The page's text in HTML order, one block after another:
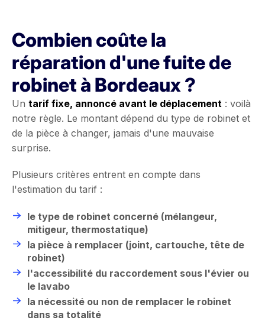
Combien coûte la
réparation d'une fuite de
robinet à Bordeaux ?
Un tarif fixe, annoncé avant le déplacement : voilà
notre règle. Le montant dépend du type de robinet et
de la pièce à changer, jamais d'une mauvaise
surprise.
Plusieurs critères entrent en compte dans
l'estimation du tarif :
le type de robinet concerné (mélangeur,
mitigeur, thermostatique)
la pièce à remplacer (joint, cartouche, tête de
robinet)
l'accessibilité du raccordement sous l'évier ou
le lavabo
la nécessité ou non de remplacer le robinet
dans sa totalité